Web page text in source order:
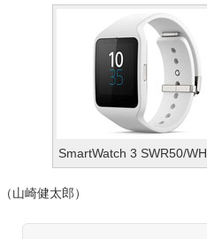
SmartWatch 3 SWR50/WH
（山崎健太郎）